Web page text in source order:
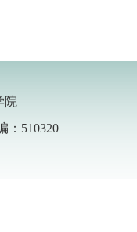
院
：510320